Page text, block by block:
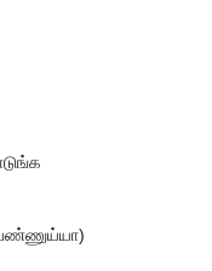
பண்ணுய்யா)